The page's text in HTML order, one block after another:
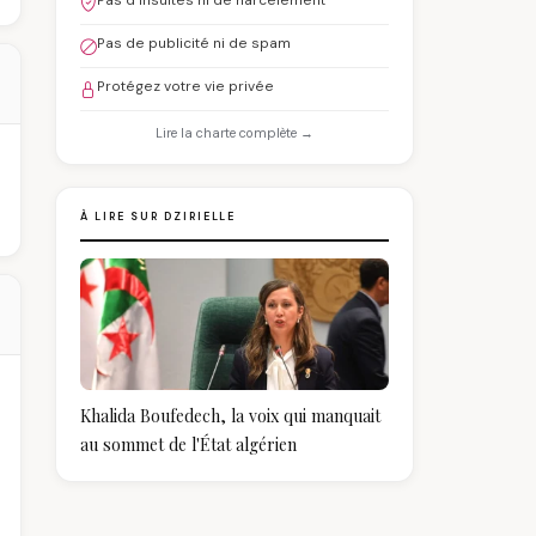
Pas de publicité ni de spam
Protégez votre vie privée
Lire la charte complète →
À LIRE SUR DZIRIELLE
Khalida Boufedech, la voix qui manquait
au sommet de l'État algérien